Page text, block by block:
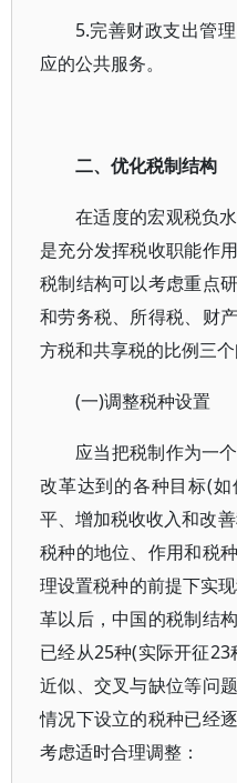
5.完善财政支出管
应的公共服务。
二、优化税制结构
在适度的宏观税负
是充分发挥税收职能作
税制结构可以考虑重点
和劳务税、所得税、财
方税和共享税的比例三个
(一)调整税种设置
应当把税制作为一
改革达到的各种目标(
平、增加税收收入和改
税种的地位、作用和税
理设置税种的前提下实
革以后，中国的税制结
已经从25种(实际开征
近似、交叉与缺位等问
情况下设立的税种已经
考虑适时合理调整：